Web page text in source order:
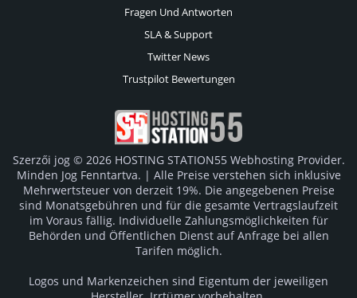
Fragen Und Antworten
SLA & Support
Twitter News
Trustpilot Bewertungen
Szerzői jog © 2026 HOSTING STATION55 Webhosting Provider.
Minden Jog Fenntartva. | Alle Preise verstehen sich inklusive
Mehrwertsteuer von derzeit 19%. Die angegebenen Preise
sind Monatsgebühren und für die gesamte Vertragslaufzeit
im Voraus fällig. Individuelle Zahlungsmöglichkeiten für
Behörden und Öffentlichen Dienst auf Anfrage bei allen
Tarifen möglich.
Logos und Markenzeichen sind Eigentum der jeweiligen